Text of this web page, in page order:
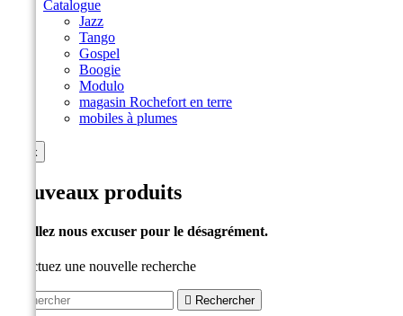
Catalogue
Jazz
Tango
Gospel
Boogie
Modulo
magasin Rochefort en terre
mobiles à plumes
ok
Nouveaux produits
Veuillez nous excuser pour le désagrément.
Effectuez une nouvelle recherche
 Rechercher